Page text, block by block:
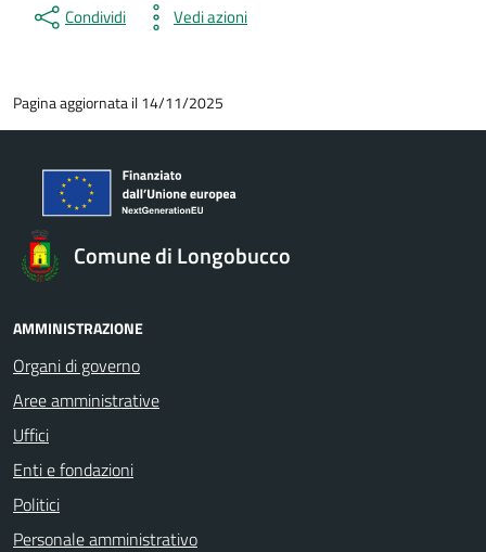
Condividi Vedi azioni
Pagina aggiornata il 14/11/2025
Comune di Longobucco
AMMINISTRAZIONE
Organi di governo
Aree amministrative
Uffici
Enti e fondazioni
Politici
Personale amministrativo